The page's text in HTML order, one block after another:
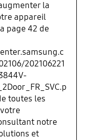
la
appareil
page 42 de
202106221
toutes les
notre
et